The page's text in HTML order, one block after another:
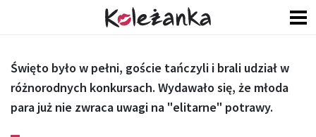
Święto było w pełni, goście tańczyli i brali udział w
różnorodnych konkursach. Wydawało się, że młoda
para już nie zwraca uwagi na "elitarne" potrawy.